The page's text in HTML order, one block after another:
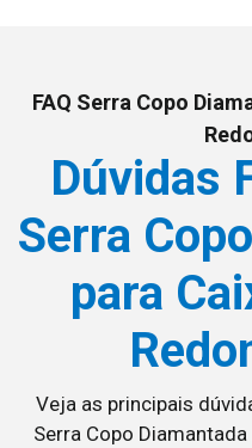
FAQ Serra Copo
Dúvidas
Serra
para
Veja as principais
Serra Copo